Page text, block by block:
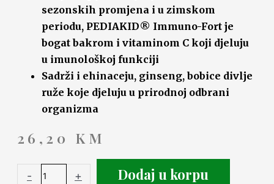
sezonskih promjena i u zimskom
periodu, PEDIAKID® Immuno-Fort je
bogat bakrom i vitaminom C koji djeluju
u imunološkoj funkciji
Sadrži i ehinaceju, ginseng, bobice divlje
ruže koje djeluju u prirodnoj odbrani
organizma
26,20 KM
- + Dodaj u korpu